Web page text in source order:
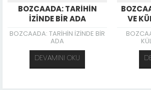
BOZCAADA: TARİHİN
İZİNDE BİR ADA
BOZCAADA: TARİHİN İZİNDE BİR
ADA
DEVAMINI OKU
VE